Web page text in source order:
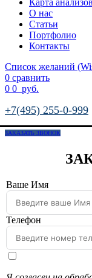
Карта анализов
О нас
Статьи
Портфолио
Контакты
Список желаний
0 сравнить
0 0 руб.
+7(495) 255-0-999
ЗАКАЗАТЬ ЗВОНОК
Ваше Имя
Телефон